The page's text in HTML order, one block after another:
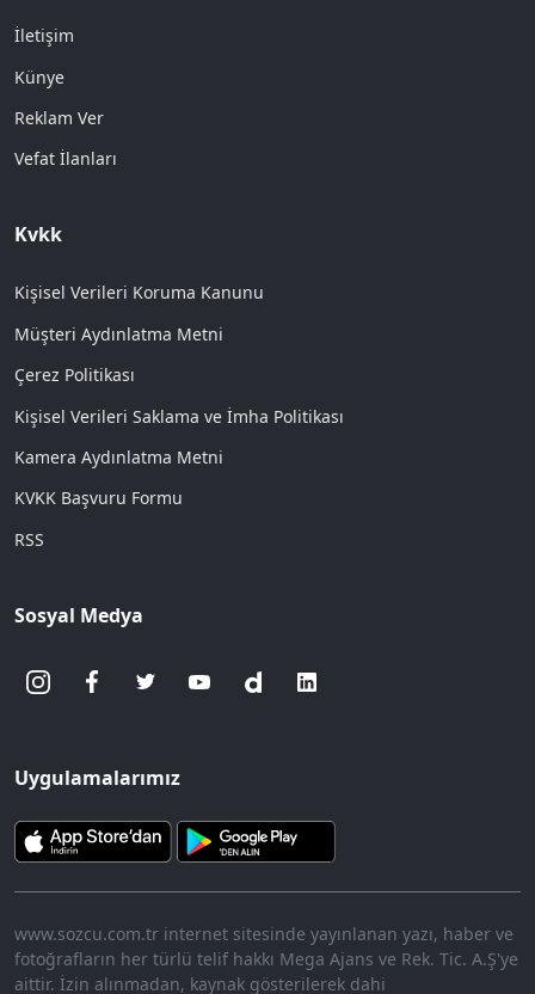
İletişim
Künye
Reklam Ver
Vefat İlanları
Kvkk
Kişisel Verileri Koruma Kanunu
Müşteri Aydınlatma Metni
Çerez Politikası
Kişisel Verileri Saklama ve İmha Politikası
Kamera Aydınlatma Metni
KVKK Başvuru Formu
RSS
Sosyal Medya
Uygulamalarımız
www.sozcu.com.tr internet sitesinde yayınlanan yazı, haber ve
fotoğrafların her türlü telif hakkı Mega Ajans ve Rek. Tic. A.Ş'ye
aittir. İzin alınmadan, kaynak gösterilerek dahi